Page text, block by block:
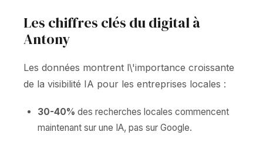
Les chiffres clés du digital à
Antony
Les données montrent l\'importance croissante
de la visibilité IA pour les entreprises locales :
30-40% des recherches locales commencent
maintenant sur une IA, pas sur Google.